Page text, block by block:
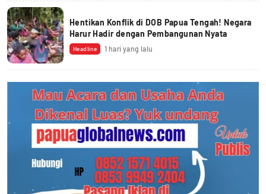
Hentikan Konflik di DOB Papua Tengah! Negara
Harur Hadir dengan Pembangunan Nyata
Headline 1 hari yang lalu